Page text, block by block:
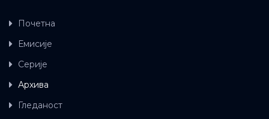
Почетна
Емисије
Серије
Архива
Гледаност